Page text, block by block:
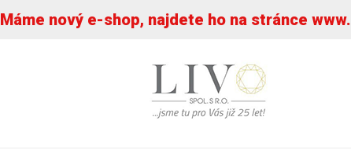
Máme nový e-shop, najdete ho na stránce